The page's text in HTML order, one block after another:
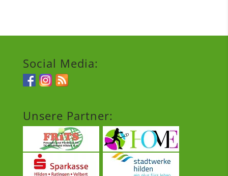
Social Media:
Unsere Partner: